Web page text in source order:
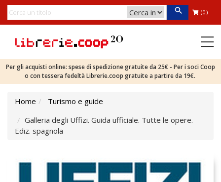
(0)
Per gli acquisti online: spese di spedizione gratuite da 25€ - Per i soci Coop
o con tessera fedeltà Librerie.coop gratuite a partire da 19€.
Home
Turismo e guide
Galleria degli Uffizi. Guida ufficiale. Tutte le opere.
Ediz. spagnola